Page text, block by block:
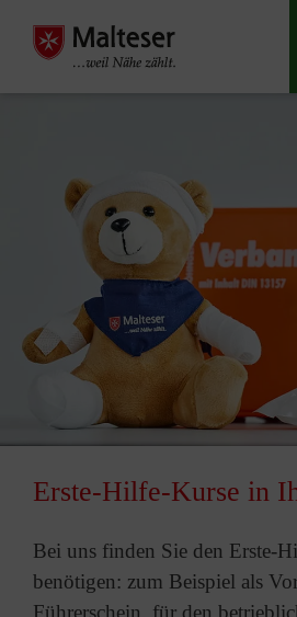
Erste-Hilfe-Kurse in
Bei uns finden Sie den Erste-
benötigen: zum Beispiel als